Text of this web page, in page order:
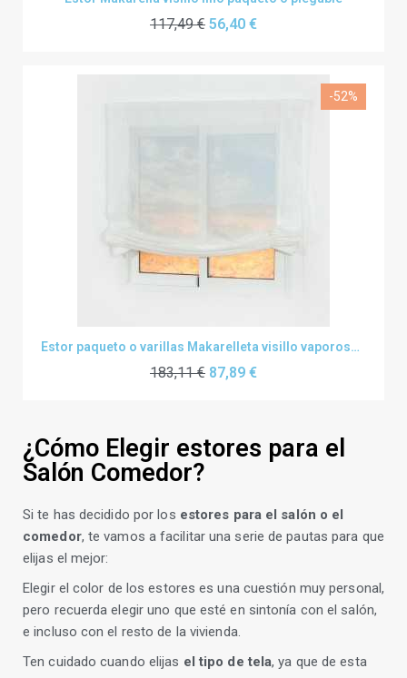
117,49 € 56,40 €
-52%
Estor paqueto o varillas Makarelleta visillo vaporoso lino a medida
183,11 € 87,89 €
¿Cómo Elegir estores para el
Salón Comedor?
Si te has decidido por los estores para el salón o el
comedor, te vamos a facilitar una serie de pautas para que
elijas el mejor:
Elegir el color de los estores es una cuestión muy personal,
pero recuerda elegir uno que esté en sintonía con el salón,
e incluso con el resto de la vivienda.
Ten cuidado cuando elijas el tipo de tela, ya que de esta